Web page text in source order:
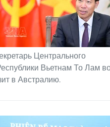
Центрального
Вьетнам То Лам
в Австралию.